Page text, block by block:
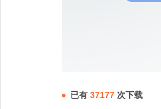
已有 37177 次下载